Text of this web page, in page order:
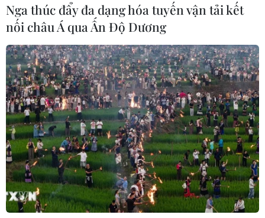
Nga thúc đẩy đa dạng hóa tuyến vận tải kết
nối châu Á qua Ấn Độ Dương